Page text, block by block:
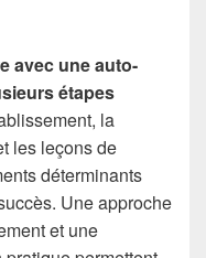
avec une auto-
étapes
la
les leçons de
déterminants
Une approche
et une